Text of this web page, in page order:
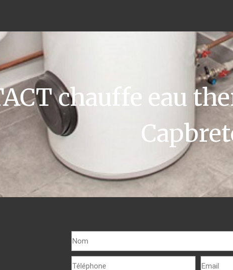
chauffe eau